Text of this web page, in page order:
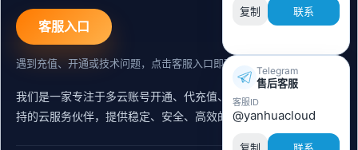
客服入口
遇到充值、开通或技术问题，点击客服入口即可联系。
我们是一家专注于多云账号开通、代充值、迁移运维与内容同步支
持的云服务伙伴，提供稳定、安全、高效的出海服务支持。
复制 联系
Telegram
售后客服
客服ID
@yanhuacloud
复制 联系